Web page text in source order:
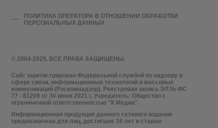
© 2004-2025. ВСЕ ПРАВА ЗАЩИЩЕНЫ.
Сайт зарегистрирован Федеральной службой по надзору в
сфере связи, информационных технологий и массовых
коммуникаций (Роскомнадзор). Реестровая запись ЭЛ № ФС
77 - 81209 от 30 июня 2021 г. Учредитель: Общество с
ограниченной ответственностью "К Медиа".
Информационная продукция данного сетевого издания
предназначена для лиц, достигших 16 лет и старше
ПОЛИТИКА ОПЕРАТОРА В ОТНОШЕНИИ ОБРАБОТКИ
ПЕРСОНАЛЬНЫХ ДАННЫХ